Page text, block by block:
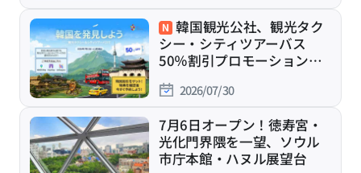
韓国観光公社、観光タク
シー・シティツアーバス
50％割引プロモーション実
2026/07/30
7月6日オープン！徳寿宮・
光化門界隈を一望、ソウル
市庁本館・ハヌル展望台